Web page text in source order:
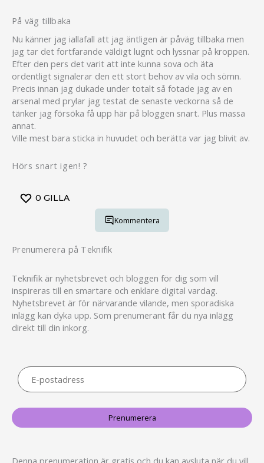
På väg tillbaka
Nu känner jag iallafall att jag äntligen är påväg tillbaka men
jag tar det fortfarande väldigt lugnt och lyssnar på kroppen.
Efter den pers det varit att inte kunna sova och äta
ordentligt signalerar den ett stort behov av vila och sömn.
Precis innan jag dukade under totalt så fotade jag av en
arsenal med prylar jag testat de senaste veckorna så de
tänker jag försöka få upp här på bloggen snart. Plus massa
annat.
Ville mest bara sticka in huvudet och berätta var jag blivit av.
Hörs snart igen! ?
0 GILLA
Kommentera
Prenumerera på Teknifik
Teknifik är nyhetsbrevet och bloggen för dig som vill
inspireras till en smartare och enklare digital vardag.
Nyhetsbrevet är för närvarande vilande, men sporadiska
inlägg kan dyka upp. Som prenumerant får du nya inlägg
direkt till din inkorg.
E-
postadress
Prenumerera
Denna prenumeration är gratis och du kan avsluta när du vill.